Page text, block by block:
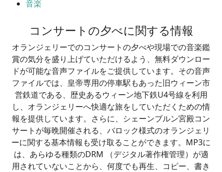
音楽
コンサートの夕べに関する情報
オランジェリーでのコンサートの夕べや現場での音楽鑑
賞の気分を盛り上げていただけるよう、無料ダウンロー
ドが可能な音声ファイルをご提供しています。その音声
ファイルでは、皇帝専用の停車駅もあった旧ウィーン市
営鉄道である、歴史あるウィーン地下鉄U4号線を利用
し、オランジェリーへ快適な旅をしていただくための情
報を提供しています。さらに、シェーンブルン宮殿コン
サートが毎晩開催される、バロック様式のオランジェリ
ーに関する基本情報も受け取ることができます。MP3に
は、あらゆる種類のDRM （デジタル著作権管理）が適
用されていないことから、何度でも再生、コピー、書き